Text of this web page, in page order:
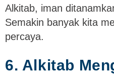
Alkitab, iman
Semakin banyak kita
percaya.
6. Alkitab